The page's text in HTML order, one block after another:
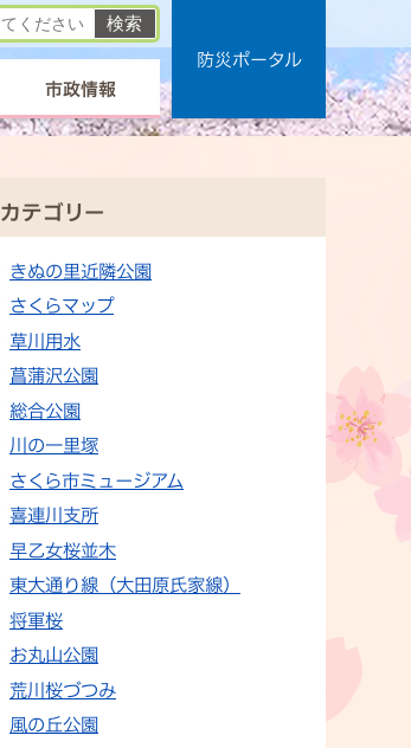
市政情報
防災ポータル
カテゴリー
きぬの里近隣公園
さくらマップ
草川用水
菖蒲沢公園
総合公園
川の一里塚
さくら市ミュージアム
喜連川支所
早乙女桜並木
東大通り線（大田原氏家線）
将軍桜
お丸山公園
荒川桜づつみ
風の丘公園